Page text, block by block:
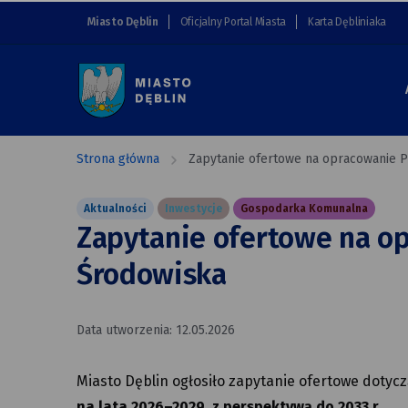
przejdź do nawigacji strony
przejdź do treści strony
przejdź do stopki strony
Zapytanie
ofertowe
na opracowanie
Programu
Ochrony
Środowiska
Miasto Dęblin Oficjalny Portal Miasta Karta Dębliniaka
Strona główna Zapytanie ofertowe na opracowanie
Aktualności Inwestycje Gospodarka Komunalna
Zapytanie ofertowe na
Środowiska
Data utworzenia: 12.05.2026
Miasto Dęblin ogłosiło zapytanie ofertowe